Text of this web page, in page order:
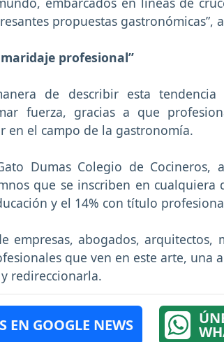
propuestas gastronómicas”,
maridaje profesional”
de describir esta
fuerza, gracias a que
en el campo de la gastronomía.
Dumas Colegio de Cocineros,
que se inscriben en
y el 14% con título
empresas, abogados, arquitectos,
que ven en este arte, una
redireccionarla.
EN GOOGLE NEWS